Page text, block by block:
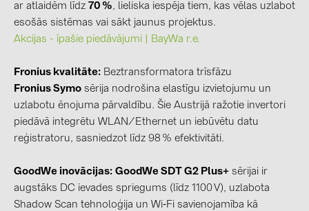
kontakti
KATEGORIJAS
Saules paneļi (19)
Invertori (105)
Invertoru aksesuāri (84)
Enerģijas uzglabāšana (74)
E-Mobilitāte (19)
ar atlaidēm līdz 70 %, lieliska iespēja tiem, kas vēlas uzlabot
esošās sistēmas vai sākt jaunus projektus.
Akcijas - īpašie piedāvājumi | BayWa r.e.
Fronius kvalitāte: Beztransformatora trīsfāzu
Fronius Symo sērija nodrošina elastīgu izvietojumu un
uzlabotu ēnojuma pārvaldību. Šie Austrijā ražotie invertori
piedāvā integrētu WLAN/Ethernet un iebūvētu datu
reģistratoru, sasniedzot līdz 98 % efektivitāti.
GoodWe inovācijas: GoodWe SDT G2 Plus+ sērijai ir
augstāks DC ievades spriegums (līdz 1100 V), uzlabota
Shadow Scan tehnoloģija un Wi‑Fi savienojamība kā